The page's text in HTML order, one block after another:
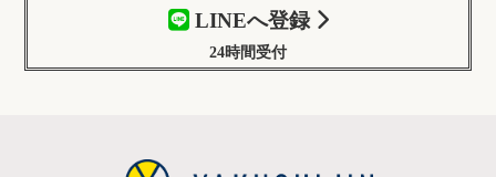
LINEへ登録
24時間受付